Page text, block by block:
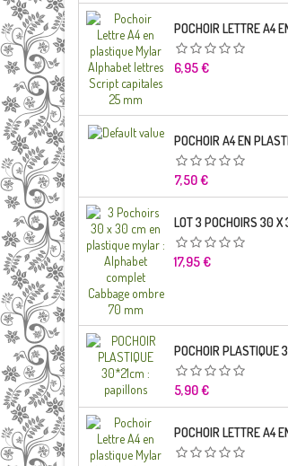
Prix
6,95 €
Prix
7,50 €
Prix
17,95 €
Prix
5,90 €